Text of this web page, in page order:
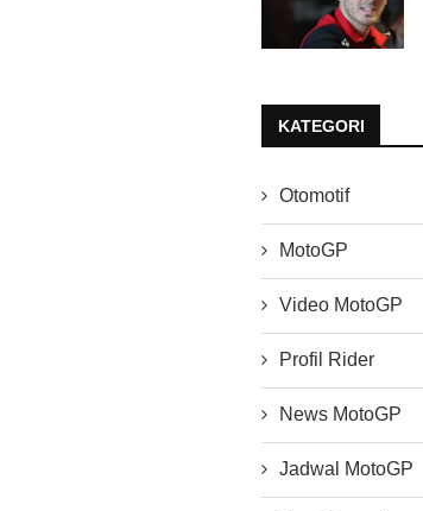
KATEGORI
Otomotif
MotoGP
Video MotoGP
Profil Rider
News MotoGP
Jadwal MotoGP